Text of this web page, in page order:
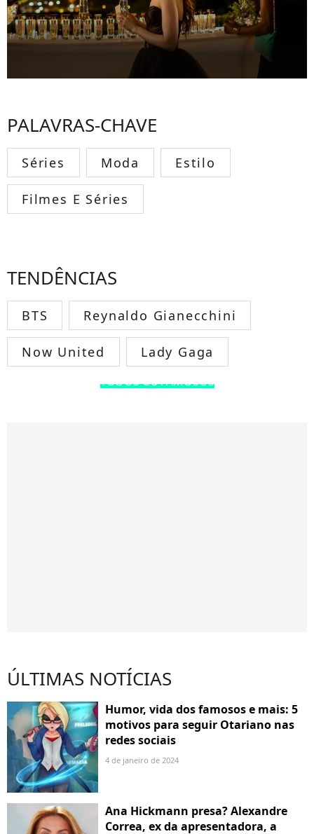
PALAVRAS-CHAVE
Séries Moda Estilo
Filmes E Séries
TENDÊNCIAS
BTS Reynaldo Gianecchini
Now United Lady Gaga
TODOS OS FAMOSOS
ÚLTIMAS NOTÍCIAS
Humor, vida dos famosos e mais: 5
motivos para seguir Otariano nas
redes sociais
4 de janeiro de 2024
Ana Hickmann presa? Alexandre
Correa, ex da apresentadora, a